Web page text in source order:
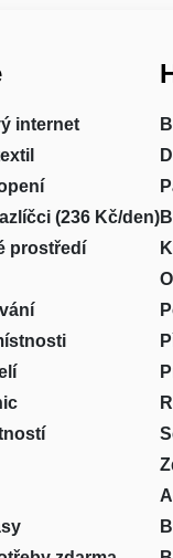
internet
(236 Kč/den)
prostředí